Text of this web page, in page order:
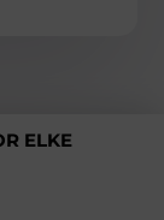
ELKE